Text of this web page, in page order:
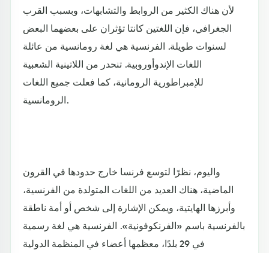
لأن هناك الكثير من الروابط والتشابهات، وبسبب القرب
الجغرافي، فإن اللغتين كانتا تؤثران على بعضهما البعض
لسنوات طويلة. الفرنسية هي لغة رومانسية من عائلة
اللغات الإندوأوروبية. تنحدر من اللاتينية الشعبية
للإمبراطورية الرومانية، كما فعلت جميع اللغات
الرومانسية.
واليوم، نظرًا لتوسع فرنسا خارج حدودها في القرون
الماضية، هناك العديد من اللغات المتولدة من الفرنسية،
وأبرزها الهايتية، ويمكن الإشارة إلى شخص أو أمة ناطقة
بالفرنسية باسم «الفرنكوفونية». الفرنسية هي لغة رسمية
في 29 بلدًا، معظمها أعضاء في المنظمة الدولية